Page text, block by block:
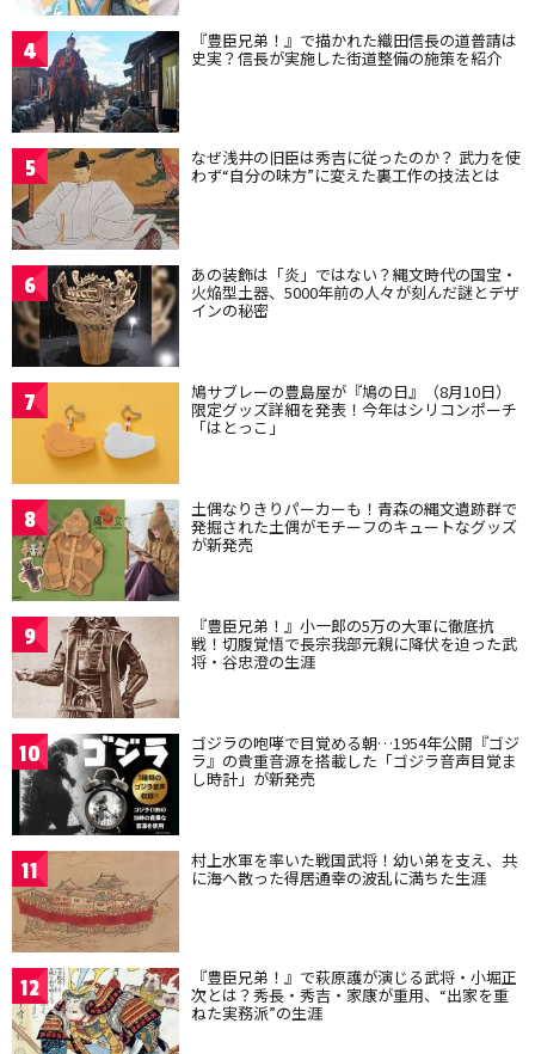
4 『豊臣兄弟！』で描かれた織田信長の道普請は
史実？信長が実施した街道整備の施策を紹介
5 なぜ浅井の旧臣は秀吉に従ったのか？ 武力を使
わず“自分の味方”に変えた裏工作の技法とは
6 あの装飾は「炎」ではない？縄文時代の国宝・
火焔型土器、5000年前の人々が刻んだ謎とデザ
インの秘密
7 鳩サブレーの豊島屋が『鳩の日』（8月10日）
限定グッズ詳細を発表！今年はシリコンポーチ
「はとっこ」
8 土偶なりきりパーカーも！青森の縄文遺跡群で
発掘された土偶がモチーフのキュートなグッズ
が新発売
9 『豊臣兄弟！』小一郎の5万の大軍に徹底抗
戦！切腹覚悟で長宗我部元親に降伏を迫った武
将・谷忠澄の生涯
10 ゴジラの咆哮で目覚める朝…1954年公開『ゴジ
ラ』の貴重音源を搭載した「ゴジラ音声目覚ま
し時計」が新発売
11 村上水軍を率いた戦国武将！幼い弟を支え、共
に海へ散った得居通幸の波乱に満ちた生涯
12 『豊臣兄弟！』で萩原護が演じる武将・小堀正
次とは？秀長・秀吉・家康が重用、“出家を重
ねた実務派”の生涯